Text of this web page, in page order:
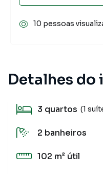
Detalhes do
3 quartos (1
2 banheiros
102 m² útil
10 pessoas